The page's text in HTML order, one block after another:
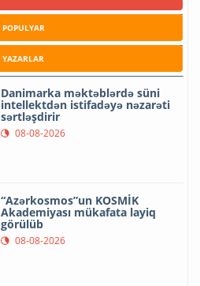
POPULYAR
YAZARLAR
Danimarka məktəblərdə süni
intellektdən istifadəyə nəzarəti
sərtləşdirir
08-08-2026
“Azərkosmos”un KOSMİK
Akademiyası mükafata layiq
görülüb
08-08-2026